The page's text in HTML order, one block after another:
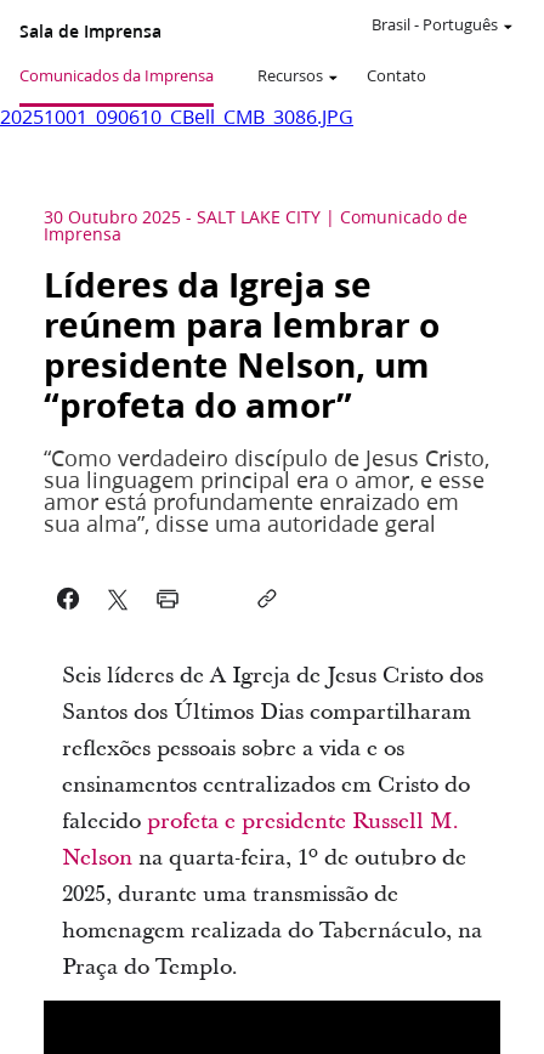
Sala de Imprensa
Comunicados da Imprensa Recursos Contato
Brasil- Português
20251001_090610_CBell_CMB_3086.JPG
30 Outubro 2025 - SALT LAKE CITY Comunicado de
Imprensa
Líderes da Igreja se
reúnem para lembrar o
presidente Nelson, um
“profeta do amor”
“Como verdadeiro discípulo de Jesus Cristo,
sua linguagem principal era o amor, e esse
amor está profundamente enraizado em
sua alma”, disse uma autoridade geral
Seis líderes de A Igreja de Jesus Cristo dos
Santos dos Últimos Dias compartilharam
reflexões pessoais sobre a vida e os
ensinamentos centralizados em Cristo do
falecido profeta e presidente Russell M.
Nelsonna quarta-feira, 1º de outubro de
2025, durante uma transmissão de
homenagem realizada do Tabernáculo, na
Praça do Templo.